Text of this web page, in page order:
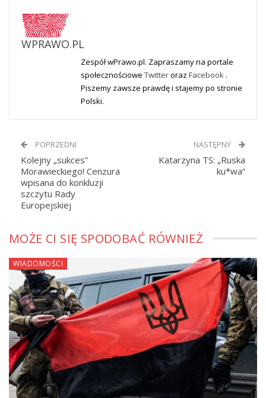
WPRAWO.PL
Zespół wPrawo.pl. Zapraszamy na portale
społecznościowe Twitteroraz Facebook .
Piszemy zawsze prawdę i stajemy po stronie
Polski.
POPRZEDNI
Kolejny „sukces”
Morawieckiego! Cenzura
wpisana do konkluzji
szczytu Rady
Europejskiej
NASTĘPNY
Katarzyna TS: „Ruska
ku*wa”
MOŻE CI SIĘ SPODOBAĆ RÓWNIEŻ
WIADOMOŚCI